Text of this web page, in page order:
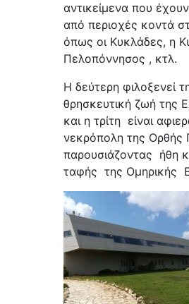
αντικείμενα που
από περιοχές κοντά
όπως οι Κυκλάδες, η
Πελοπόννησος , κτλ.
Η δεύτερη φιλοξενεί
θρησκευτική ζωή της
και η τρίτη είναι
νεκρόπολη της Ορθής
παρουσιάζοντας ήθη
ταφής της Ομηρικής